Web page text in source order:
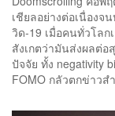
เชียลอย่างต่อเนื่องจ
วิด-19 เมื่อคนทั่วโล
สังเกตว่ามันส่งผลต่อ
ปัจจัย ทั้ง negativity
FOMO กลัวตกข่าว